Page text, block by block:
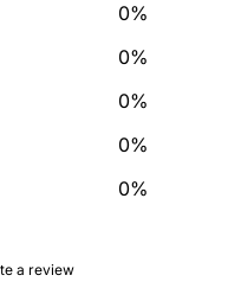
0%
0%
0%
0%
0%
a review